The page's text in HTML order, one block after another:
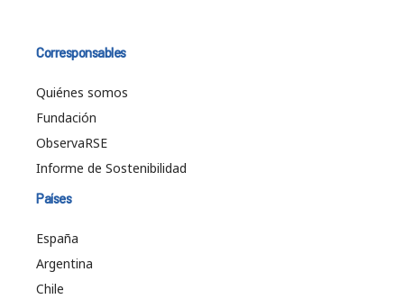
Corresponsables
Quiénes somos
Fundación
ObservaRSE
Informe de Sostenibilidad
Países
España
Argentina
Chile